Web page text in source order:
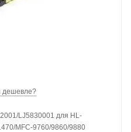
дешевле?
LJ5830001 для HL-
MFC-9760/9860/9880